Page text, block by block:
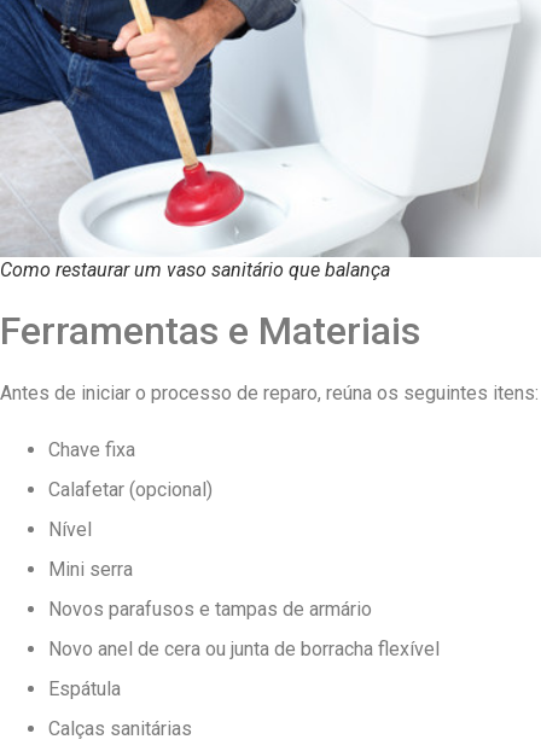
Como restaurar um vaso sanitário que balança
Ferramentas e Materiais
Antes de iniciar o processo de reparo, reúna os seguintes itens:
Chave fixa
Calafetar (opcional)
Nível
Mini serra
Novos parafusos e tampas de armário
Novo anel de cera ou junta de borracha flexível
Espátula
Calças sanitárias